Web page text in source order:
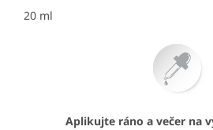
20 ml
Aplikujte ráno a večer na